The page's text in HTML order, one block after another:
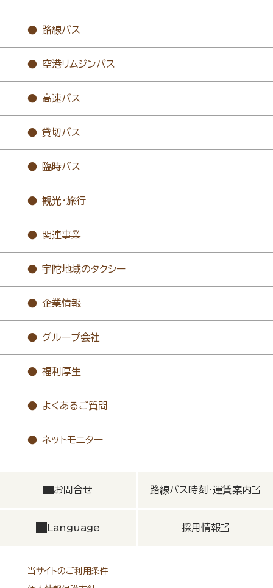
路線バス
空港リムジンバス
高速バス
貸切バス
臨時バス
観光・旅行
関連事業
宇陀地域のタクシー
企業情報
グループ会社
福利厚生
よくあるご質問
ネットモニター
お問合せ 路線バス時刻・運賃案内
Language 採用情報
当サイトのご利用条件